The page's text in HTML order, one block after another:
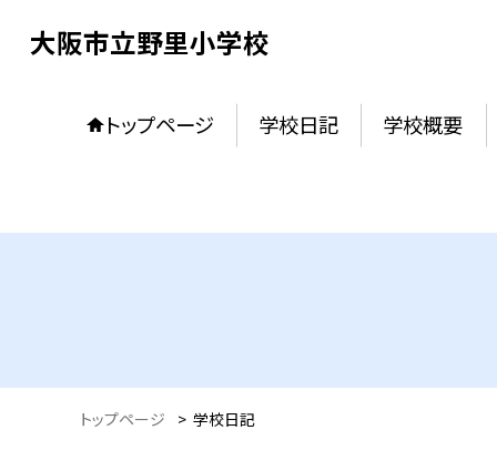
大阪市立野里小学校
トップページ 学校日記 学校概要
トップページ > 学校日記